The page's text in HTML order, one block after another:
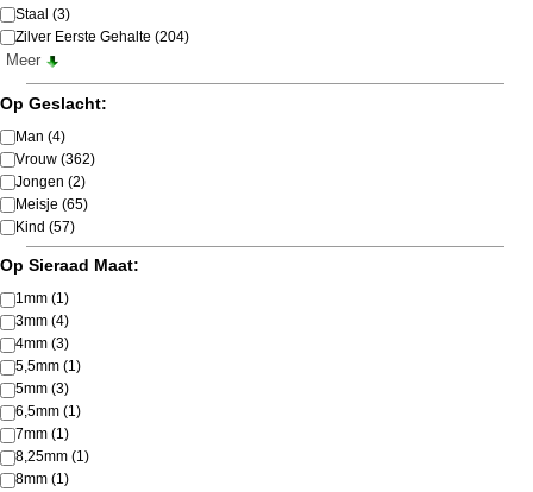
Staal (3)
Zilver Eerste Gehalte (204)
Meer
Op Geslacht:
Man (4)
Vrouw (362)
Jongen (2)
Meisje (65)
Kind (57)
Op Sieraad Maat:
1mm (1)
3mm (4)
4mm (3)
5,5mm (1)
5mm (3)
6,5mm (1)
7mm (1)
8,25mm (1)
8mm (1)